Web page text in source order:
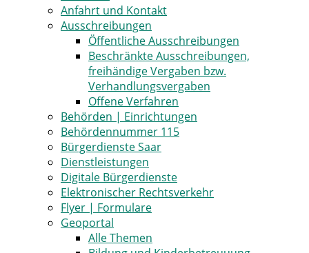
Anfahrt und Kontakt
Ausschreibungen
Öffentliche Ausschreibungen
Beschränkte Ausschreibungen,
freihändige Vergaben bzw.
Verhandlungsvergaben
Offene Verfahren
Behörden | Einrichtungen
Behördennummer 115
Bürgerdienste Saar
Dienstleistungen
Digitale Bürgerdienste
Elektronischer Rechtsverkehr
Flyer | Formulare
Geoportal
Alle Themen